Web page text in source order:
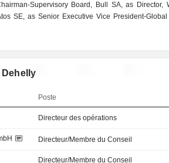
Supervisory Board, Bull SA, as Director,
SE, as Senior Executive Vice President-
Poste
Directeur des opérations
Directeur/Membre du Conseil
Directeur/Membre du Conseil